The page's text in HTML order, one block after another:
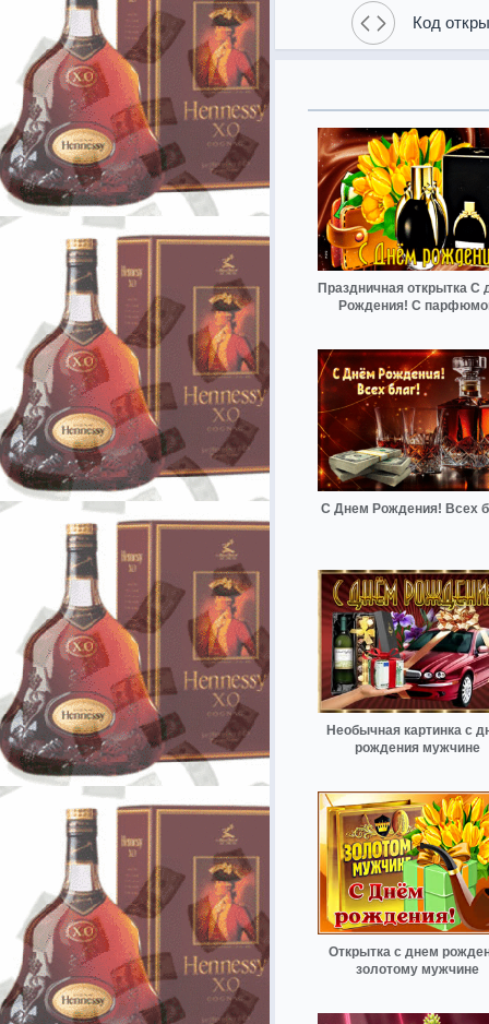
Код
Праздничная открытка С
Рождения! С
С Днем Рождения! Всех
Необычная картинка с
рождения мужчине
Открытка с днем
золотому мужчине